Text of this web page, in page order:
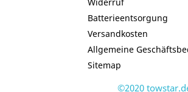
Batterieentsorgung
Versandkosten
Allgemeine
Sitemap
©2020